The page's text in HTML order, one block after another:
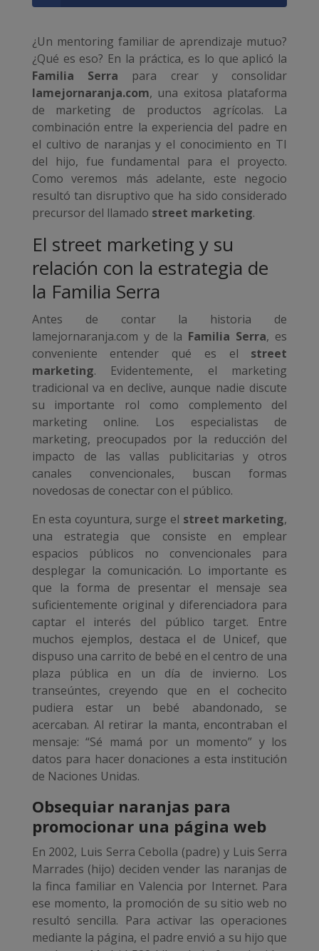
¿Un mentoring familiar de aprendizaje mutuo?
¿Qué es eso? En la práctica, es lo que aplicó la
Familia Serra para crear y consolidar
lamejornaranja.com, una exitosa plataforma
de marketing de productos agrícolas. La
combinación entre la experiencia del padre en
el cultivo de naranjas y el conocimiento en TI
del hijo, fue fundamental para el proyecto.
Como veremos más adelante, este negocio
resultó tan disruptivo que ha sido considerado
precursor del llamado street marketing.
El street marketing y su
relación con la estrategia de
la Familia Serra
Antes de contar la historia de
lamejornaranja.com y de la Familia Serra, es
conveniente entender qué es el street
marketing. Evidentemente, el marketing
tradicional va en declive, aunque nadie discute
su importante rol como complemento del
marketing online. Los especialistas de
marketing, preocupados por la reducción del
impacto de las vallas publicitarias y otros
canales convencionales, buscan formas
novedosas de conectar con el público.
En esta coyuntura, surge el street marketing,
una estrategia que consiste en emplear
espacios públicos no convencionales para
desplegar la comunicación. Lo importante es
que la forma de presentar el mensaje sea
suficientemente original y diferenciadora para
captar el interés del público target. Entre
muchos ejemplos, destaca el de Unicef, que
dispuso una carrito de bebé en el centro de una
plaza pública en un día de invierno. Los
transeúntes, creyendo que en el cochecito
pudiera estar un bebé abandonado, se
acercaban. Al retirar la manta, encontraban el
mensaje: “Sé mamá por un momento” y los
datos para hacer donaciones a esta institución
de Naciones Unidas.
Obsequiar naranjas para
promocionar una página web
En 2002, Luis Serra Cebolla (padre) y Luis Serra
Marrades (hijo) deciden vender las naranjas de
la finca familiar en Valencia por Internet. Para
ese momento, la promoción de su sitio web no
resultó sencilla. Para activar las operaciones
mediante la página, el padre envió a su hijo que